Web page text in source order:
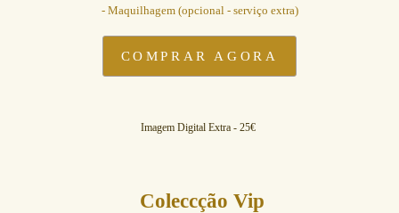
- Maquilhagem (opcional - serviço extra)
COMPRAR AGORA
Imagem Digital Extra - 25€
Coleccção Vip